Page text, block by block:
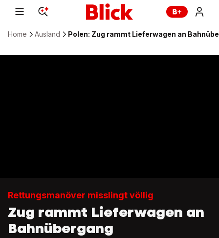
Home Ausland Polen: Zug rammt Lieferwagen an
Rettungsmanöver misslingt völlig
Zug rammt Lieferwagen an
Bahnübergang